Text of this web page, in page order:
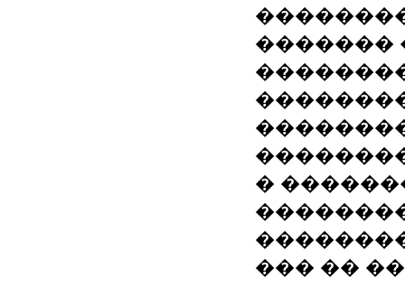
�������
�
��� ��